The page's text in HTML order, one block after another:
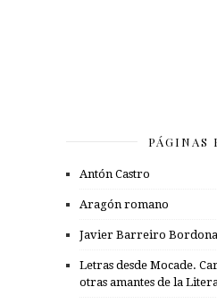
PÁGINAS
Antón Castro
Aragón romano
Javier Barreiro
Letras desde Mocade.
otras amantes de la